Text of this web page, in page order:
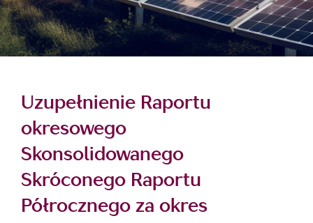
Uzupełnienie Raportu
okresowego
Skonsolidowanego
Skróconego Raportu
Półrocznego za okres